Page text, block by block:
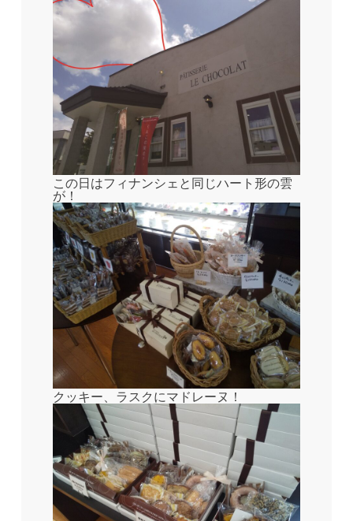
この日はフィナンシェと同じハート形の雲
が！
クッキー、ラスクにマドレーヌ！